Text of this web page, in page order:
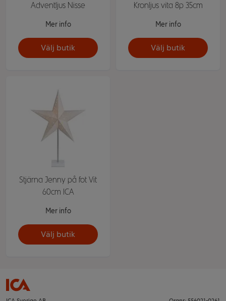
Adventljus Nisse
Mer info
Välj butik
Kronljus vita 8p 35cm
Mer info
Välj butik
Stjärna Jenny på fot Vit
60cm ICA
Mer info
Välj butik